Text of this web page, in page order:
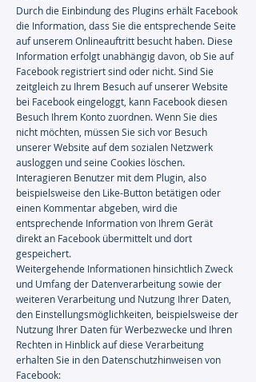
Durch die Einbindung des Plugins erhält Facebook
die Information, dass Sie die entsprechende Seite
auf unserem Onlineauftritt besucht haben. Diese
Information erfolgt unabhängig davon, ob Sie auf
Facebook registriert sind oder nicht. Sind Sie
zeitgleich zu Ihrem Besuch auf unserer Website
bei Facebook eingeloggt, kann Facebook diesen
Besuch Ihrem Konto zuordnen. Wenn Sie dies
nicht möchten, müssen Sie sich vor Besuch
unserer Website auf dem sozialen Netzwerk
ausloggen und seine Cookies löschen.
Interagieren Benutzer mit dem Plugin, also
beispielsweise den Like-Button betätigen oder
einen Kommentar abgeben, wird die
entsprechende Information von Ihrem Gerät
direkt an Facebook übermittelt und dort
gespeichert.
Weitergehende Informationen hinsichtlich Zweck
und Umfang der Datenverarbeitung sowie der
weiteren Verarbeitung und Nutzung Ihrer Daten,
den Einstellungsmöglichkeiten, beispielsweise der
Nutzung Ihrer Daten für Werbezwecke und Ihren
Rechten in Hinblick auf diese Verarbeitung
erhalten Sie in den Datenschutzhinweisen von
Facebook: